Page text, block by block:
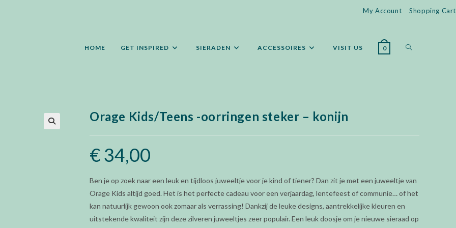
My Account Shopping Cart
HOME GET INSPIRED SIERADEN ACCESSOIRES VISIT US 0 WEBSITE
Orage Kids/Teens -oorringen steker – konijn
€34,00
Ben je op zoek naar een leuk en tijdloos juweeltje voor je kind of tiener? Dan zit je met een juweeltje van
Orage Kids altijd goed. Het is het perfecte cadeau voor een verjaardag, lentefeest of communie… of het
kan natuurlijk gewoon ook zomaar als verrassing! Dankzij de leuke designs, aantrekkelijke kleuren en
uitstekende kwaliteit zijn deze zilveren juweeltjes zeer populair. Een leuk doosje om je nieuwe sieraad op